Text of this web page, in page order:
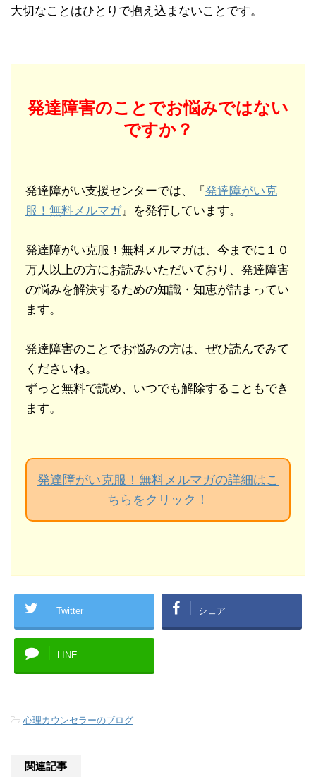
大切なことはひとりで抱え込まないことです。
発達障害のことでお悩みではない
ですか？
発達障がい支援センターでは、『発達障がい克
服！無料メルマガ』を発行しています。
発達障がい克服！無料メルマガは、今までに１０
万人以上の方にお読みいただいており、発達障害
の悩みを解決するための知識・知恵が詰まってい
ます。
発達障害のことでお悩みの方は、ぜひ読んでみて
くださいね。
ずっと無料で読め、いつでも解除することもでき
ます。
発達障がい克服！無料メルマガの詳細はこ
ちらをクリック！
Twitter シェア
LINE
-心理カウンセラーのブログ
関連記事